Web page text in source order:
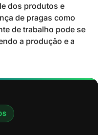
dos produtos e
de pragas como
de trabalho pode se
a produção e a